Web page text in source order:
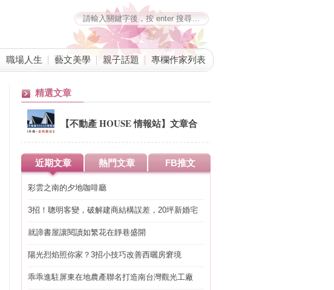
職場人生 藝文美學 親子話題 專欄作家列表
精選文章
【不動產 HOUSE 情報站】文章合
併公告
近期文章 熱門文章 FB推文
彩雲之南的夕地咖啡廳
3招！聰明客變，破解建商結構誤差，20坪新婚宅
就諦書屋讓閱讀如繁花在靜巷盛開
陽光烈焰照你家？3招小技巧改善西曬房窘境
乖乖進駐屏東在地農產聯名打造南台灣觀光工廠